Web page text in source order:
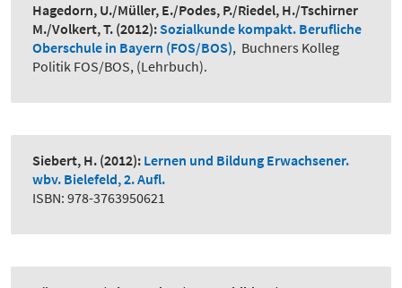
Hagedorn, U./Müller, E./Podes, P./Riedel, H./Tschirner
M./Volkert, T. (2012):Sozialkunde kompakt. Berufliche
Oberschule in Bayern (FOS/BOS), Buchners Kolleg
Politik FOS/BOS, (Lehrbuch).
Siebert, H. (2012): Lernen und Bildung Erwachsener.
wbv. Bielefeld, 2. Aufl.
ISBN: 978-3763950621